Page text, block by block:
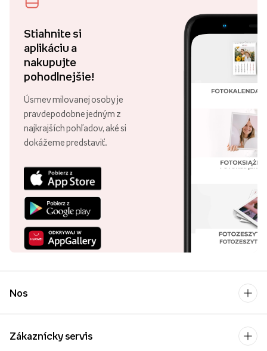
Stiahnite si
aplikáciu a
nakupujte
pohodlnejšie!
Úsmev milovanej osoby je
pravdepodobne jedným z
najkrajších pohľadov, aké si
dokážeme predstaviť.
Nos
Zákaznícky servis